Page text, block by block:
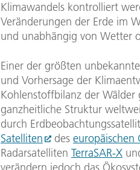
Klimawandels kontrolliert
Veränderungen der Erde im
und unabhängig von Wetter
Einer der größten
und Vorhersage der
Kohlenstoffbilanz der
ganzheitliche Struktur
durch
Satelliten
des europäischen
Radarsatelliten TerraSAR-X